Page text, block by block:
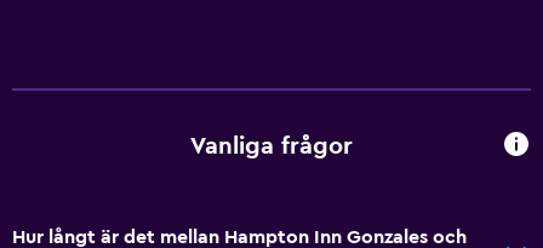
Vanliga frågor
Hur långt är det mellan Hampton Inn Gonzales och